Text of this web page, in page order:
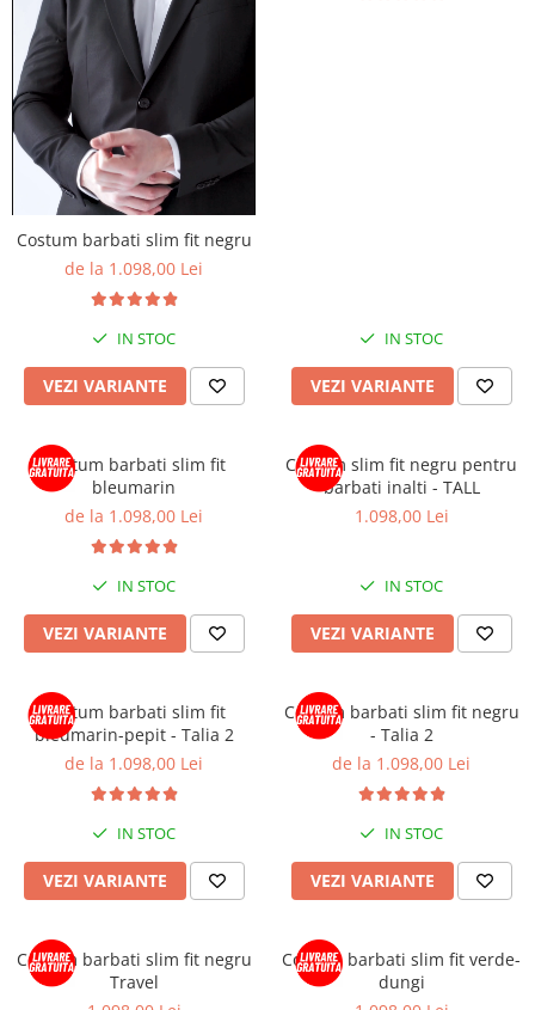
Costum barbati slim fit negru
de la 1.098,00 Lei
IN STOC
VEZI VARIANTE
IN STOC
VEZI VARIANTE
Costum barbati slim fit
bleumarin
de la 1.098,00 Lei
IN STOC
VEZI VARIANTE
Costum slim fit negru pentru
barbati inalti - TALL
1.098,00 Lei
IN STOC
VEZI VARIANTE
Costum barbati slim fit
bleumarin-pepit - Talia 2
de la 1.098,00 Lei
IN STOC
VEZI VARIANTE
Costum barbati slim fit negru
- Talia 2
de la 1.098,00 Lei
IN STOC
VEZI VARIANTE
Costum barbati slim fit negru
Travel
Costum barbati slim fit verde-
dungi